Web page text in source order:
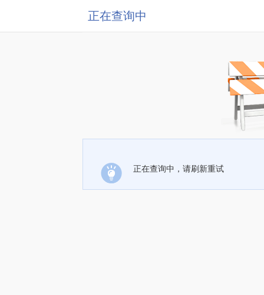
正在查询中
正在查询中，请刷新重试